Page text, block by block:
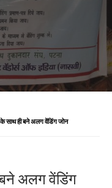
साथ ही बने अलग वेंडिंग जोन
अलग वेंडिंग